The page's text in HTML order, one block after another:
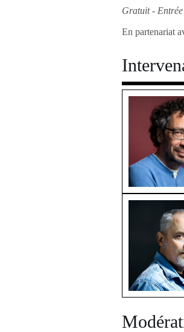
Gratuit -
En partenariat